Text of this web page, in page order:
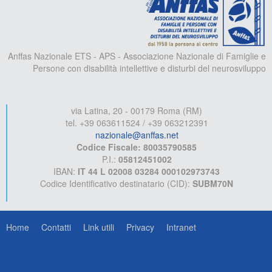
Anffas Nazionale ETS - APS - Associazione Nazionale di Famiglie e
Persone con disabilità intellettive e disturbi del neurosviluppo
via Latina, 20 - 00179 Roma (RM)
tel. +39 063611524 / +39 063212391
nazionale@anffas.net
Codice Fiscale: 80035790585
P.I.: 05812451002
IBAN: IT 44 L 02008 03284 000102973743
Codice Identificativo destinatario (CID): SUBM70N
Home Contatti Link utili Privacy Intranet